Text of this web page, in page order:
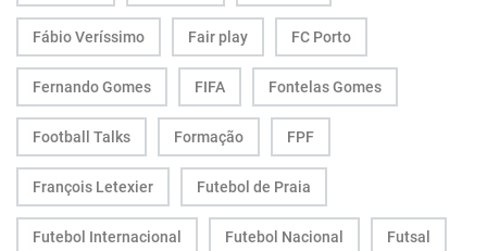
Fábio Veríssimo Fair play FC Porto
Fernando Gomes FIFA Fontelas Gomes
Football Talks Formação FPF
François Letexier Futebol de Praia
Futebol Internacional Futebol Nacional Futsal